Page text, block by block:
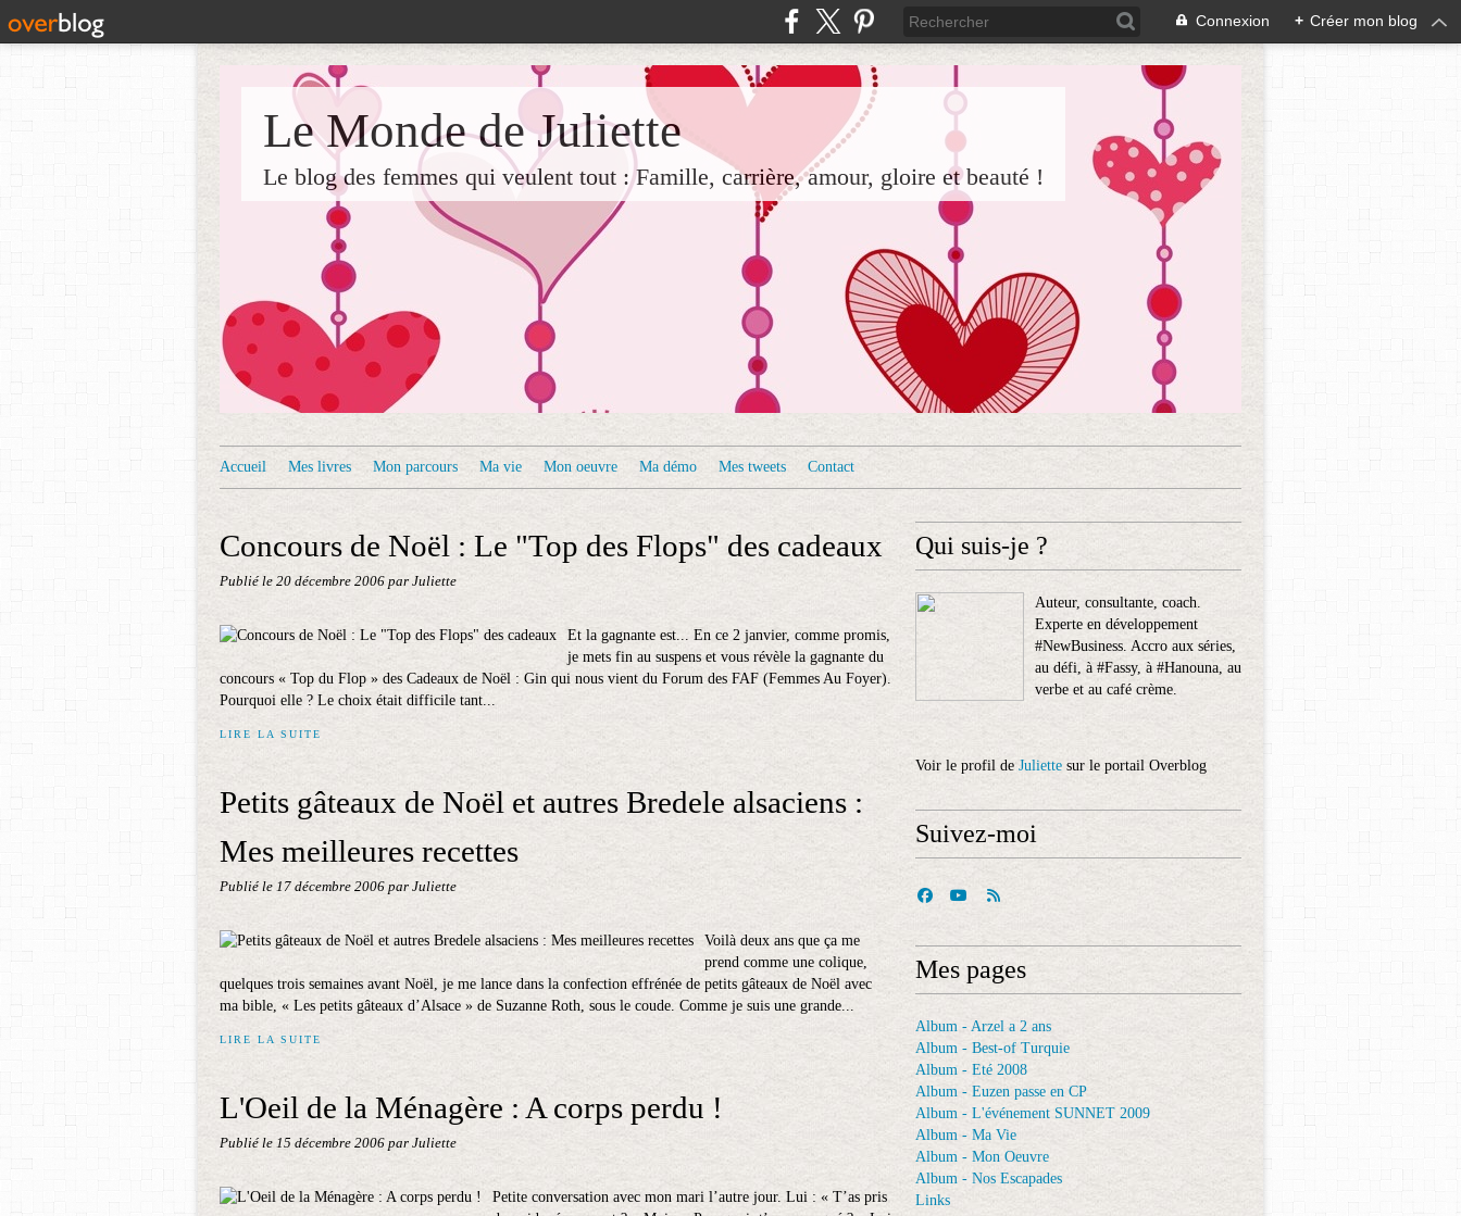
Connexion + Créer mon blog
Le Monde de Juliette
Le blog des femmes qui veulent tout : Famille, carrière, amour, gloire et beauté !
Accueil Mes livres Mon parcours Ma vie Mon oeuvre Ma démo Mes tweets Contact
Concours de Noël : Le "Top des Flops" des cadeaux
Publié le 20 décembre 2006 par Juliette
Et la gagnante est... En ce 2 janvier, comme promis,
je mets fin au suspens et vous révèle la gagnante du
concours « Top du Flop » des Cadeaux de Noël : Gin qui nous vient du Forum des FAF (Femmes Au Foyer).
Pourquoi elle ? Le choix était difficile tant...
LIRE LA SUITE
Petits gâteaux de Noël et autres Bredele alsaciens :
Mes meilleures recettes
Publié le 17 décembre 2006 par Juliette
Voilà deux ans que ça me
prend comme une colique,
quelques trois semaines avant Noël, je me lance dans la confection effrénée de petits gâteaux de Noël avec
ma bible, « Les petits gâteaux d’Alsace » de Suzanne Roth, sous le coude. Comme je suis une grande...
LIRE LA SUITE
L'Oeil de la Ménagère : A corps perdu !
Publié le 15 décembre 2006 par Juliette
Petite conversation avec mon mari l’autre jour. Lui : « T’as pris
Qui suis-je ?
Auteur, consultante, coach.
Experte en développement
#NewBusiness. Accro aux séries,
au défi, à #Fassy, à #Hanouna, au
verbe et au café crème.
Voir le profil deJuliette sur le portail Overblog
Suivez-moi
Mes pages
Album - Arzel a 2 ans
Album - Best-of Turquie
Album - Eté 2008
Album - Euzen passe en CP
Album - L'événement SUNNET 2009
Album - Ma Vie
Album - Mon Oeuvre
Album - Nos Escapades
Links